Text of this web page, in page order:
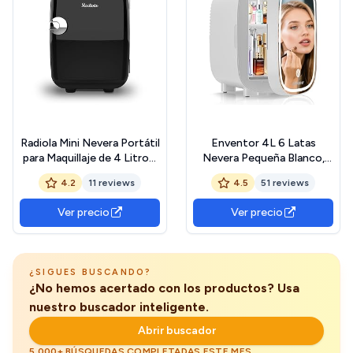
Radiola Mini Nevera Portátil
para Maquillaje de 4 Litros,
12V y 220V, Compatible
coche y caravanas, Función
frio/calor, Vintage,
RAMF4B
4.2 11 reviews
Ver precio
Enventor 4L 6 Latas
Nevera Pequeña Blanco,
Mini Frigorifico con
Enfriador y Calentador,
Espejo con Luz LED
Regulable, Alimentación
Dual, Mini Nevera para
4.5 51 reviews
Ver precio
¿SIGUES BUSCANDO?
¿No hemos acertado con los productos? Usa
nuestro buscador inteligente.
Abrir buscador